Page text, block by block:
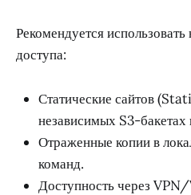
Рекомендуется
доступа:
Статические сайтов
независимых S3-
Отраженные копии в
команд.
Доступность через